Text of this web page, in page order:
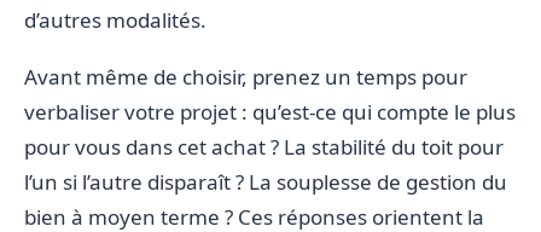
d’autres modalités.
Avant même de choisir, prenez un temps pour
verbaliser votre projet : qu’est-ce qui compte le plus
pour vous dans cet achat ? La stabilité du toit pour
l’un si l’autre disparaît ? La souplesse de gestion du
bien à moyen terme ? Ces réponses orientent la